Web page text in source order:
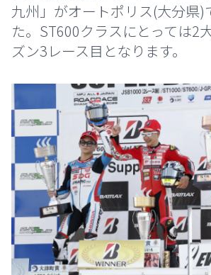
九州」がオートポリス(大分県)
た。ST600クラスにとっては2
ズン3レース目となります。